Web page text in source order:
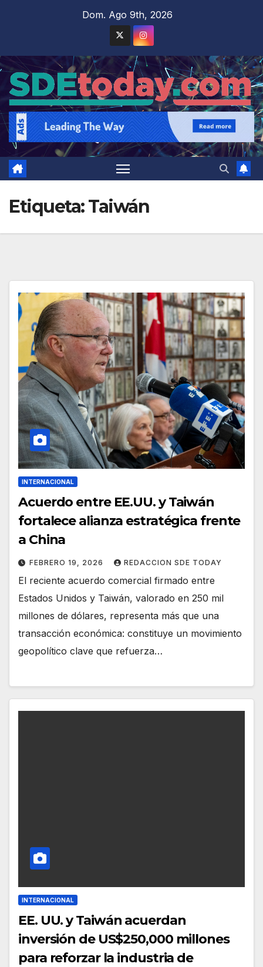
Dom. Ago 9th, 2026
Etiqueta:Taiwán
INTERNACIONAL
Acuerdo entre EE.UU. y Taiwán
fortalece alianza estratégica frente
a China
FEBRERO 19, 2026 REDACCION SDE TODAY
El reciente acuerdo comercial firmado entre
Estados Unidos y Taiwán, valorado en 250 mil
millones de dólares, representa más que una
transacción económica: constituye un movimiento
geopolítico clave que refuerza…
INTERNACIONAL
EE. UU. y Taiwán acuerdan
inversión de US$250,000 millones
para reforzar la industria de